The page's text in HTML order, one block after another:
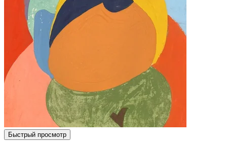
Быстрый просмотр